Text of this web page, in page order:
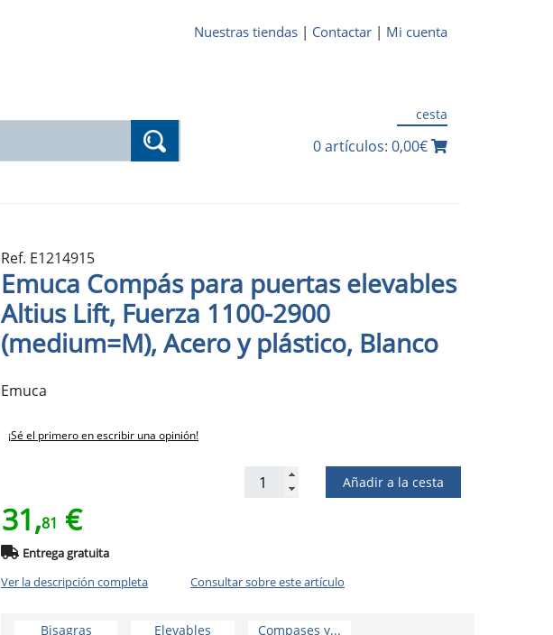
Nuestras tiendas | Contactar | Mi cuenta
cesta
0 artículos: 0,00€
Ref. E1214915
Emuca Compás para puertas elevables
Altius Lift, Fuerza 1100-2900
(medium=M), Acero y plástico, Blanco
Emuca
¡Sé el primero en escribir una opinión!
Añadir a la cesta
31,81 €
Entrega gratuita
Ver la descripción completa
Consultar sobre este artículo
Bisagras Elevables Compases y...